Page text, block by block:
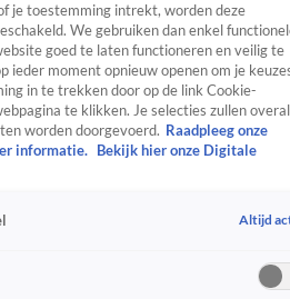
RealityCrimeVideo's
je toestemming intrekt, worden deze
We gebruiken dan enkel
goed te laten functioneren en veilig te
ieder moment opnieuw openen om je
in te trekken door op de link Cookie-
te klikken. Je selecties zullen overal
worden doorgevoerd. Raadpleeg onze
informatie.
Bekijk hier onze Digitale
Altijd